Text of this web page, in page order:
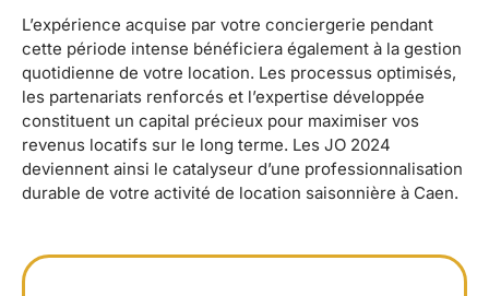
L’expérience acquise par votre conciergerie pendant
cette période intense bénéficiera également à la gestion
quotidienne de votre location. Les processus optimisés,
les partenariats renforcés et l’expertise développée
constituent un capital précieux pour maximiser vos
revenus locatifs sur le long terme. Les JO 2024
deviennent ainsi le catalyseur d’une professionnalisation
durable de votre activité de location saisonnière à Caen.